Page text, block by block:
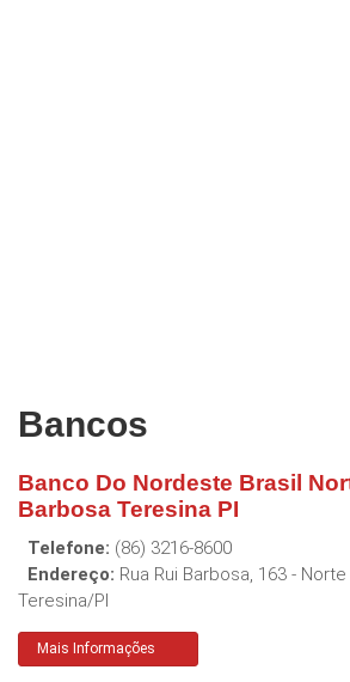
Bancos
Banco Do Nordeste Brasil
Barbosa Teresina PI
Telefone: (86) 3216-8600
Endereço: Rua Rui Barbosa, 163 - Norte
Teresina/PI
Mais Informações